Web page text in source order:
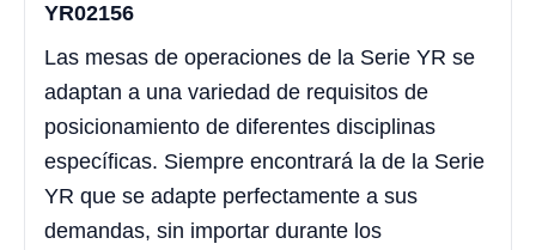
YR02156
Las mesas de operaciones de la Serie YR se
adaptan a una variedad de requisitos de
posicionamiento de diferentes disciplinas
específicas. Siempre encontrará la de la Serie
YR que se adapte perfectamente a sus
demandas, sin importar durante los